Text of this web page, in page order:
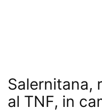
Salernitana,
al TNF, in